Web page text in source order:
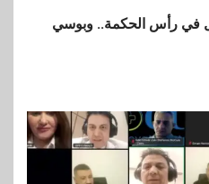
في رأس الحكمة.. وبوسي